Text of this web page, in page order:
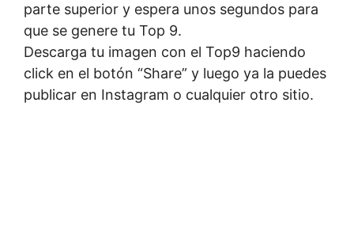
parte superior y espera unos segundos para
que se genere tu Top 9.
Descarga tu imagen con el Top9 haciendo
click en el botón “Share” y luego ya la puedes
publicar en Instagram o cualquier otro sitio.